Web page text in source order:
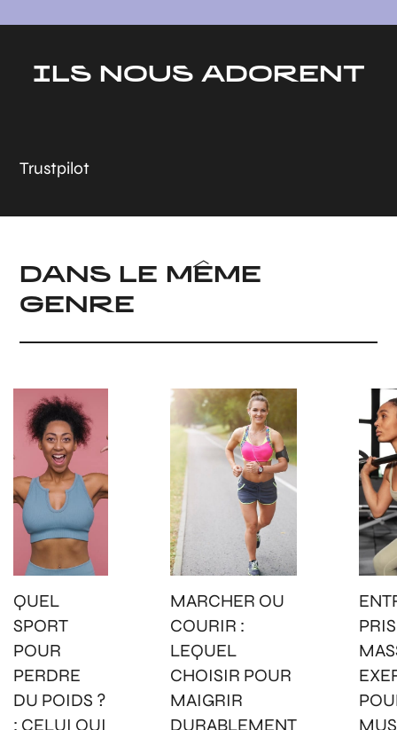
ILS NOUS ADORENT
Trustpilot
DANS LE MÊME
GENRE
QUEL
SPORT
POUR
PERDRE
DU POIDS ?
: CELUI QUI
MARCHER OU
COURIR :
LEQUEL
CHOISIR POUR
MAIGRIR
DURABLEMENT